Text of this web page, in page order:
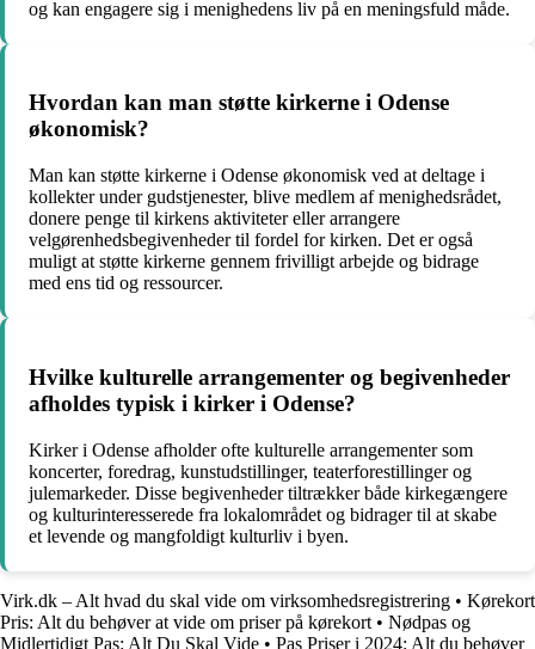
og kan engagere sig i menighedens liv på en meningsfuld måde.
Hvordan kan man støtte kirkerne i Odense
økonomisk?
Man kan støtte kirkerne i Odense økonomisk ved at deltage i
kollekter under gudstjenester, blive medlem af menighedsrådet,
donere penge til kirkens aktiviteter eller arrangere
velgørenhedsbegivenheder til fordel for kirken. Det er også
muligt at støtte kirkerne gennem frivilligt arbejde og bidrage
med ens tid og ressourcer.
Hvilke kulturelle arrangementer og begivenheder
afholdes typisk i kirker i Odense?
Kirker i Odense afholder ofte kulturelle arrangementer som
koncerter, foredrag, kunstudstillinger, teaterforestillinger og
julemarkeder. Disse begivenheder tiltrækker både kirkegængere
og kulturinteresserede fra lokalområdet og bidrager til at skabe
et levende og mangfoldigt kulturliv i byen.
Virk.dk – Alt hvad du skal vide om virksomhedsregistrering • Kørekort
Pris: Alt du behøver at vide om priser på kørekort • Nødpas og
Midlertidigt Pas: Alt Du Skal Vide • Pas Priser i 2024: Alt du behøver